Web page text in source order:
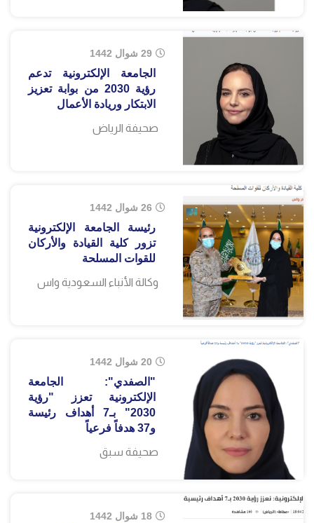
29 شوال 1442
الجامعة الإلكترونية تدعم
رؤية 2030 من بوابة تعزيز
الابتكار وريادة الأعمال
صحيفة الرياض
26 شوال 1442
رئيسة الجامعة الإلكترونية
تزور كلية القيادة والأركان
للقوات المسلحة
وكالة الأنباء السعودية واس
20 شوال 1442
"الصفدي": الجامعة
الإلكترونية تعزز "رؤية
2030" بـ7 أهداف رئيسة
و37 هدفاً فرعياً
صحيفة سبق
18 شوال 1442